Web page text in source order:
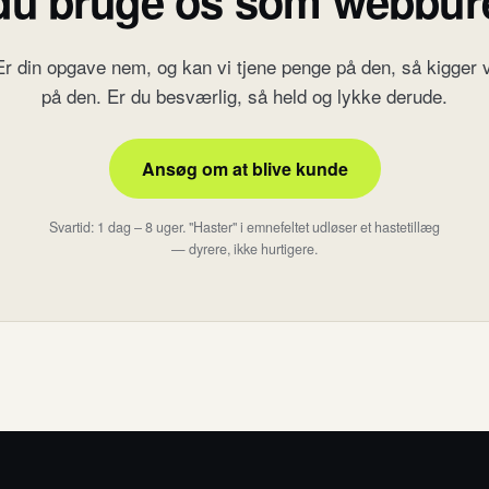
din opgave nem, og kan vi tjene penge på den, så kigger
på den. Er du besværlig, så held og lykke derude.
Ansøg om at blive kunde
Svartid: 1 dag – 8 uger. "Haster" i emnefeltet udløser et hastetillæg
— dyrere, ikke hurtigere.